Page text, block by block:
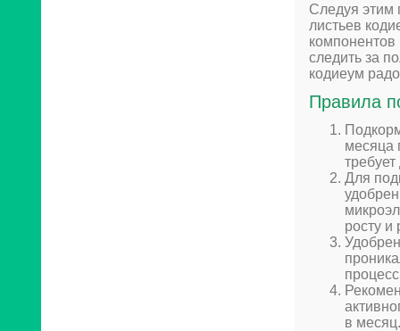
Следуя этим
листьев
следить за
кодиеум
Правила
месяца
Для
росту и
в месяц.